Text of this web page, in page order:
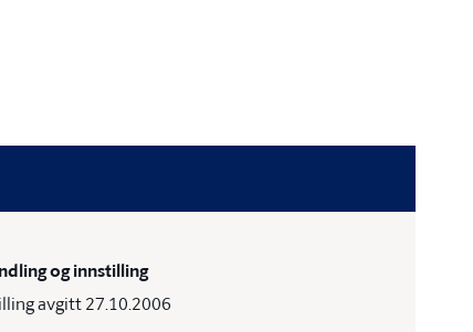
og innstilling
avgitt 27.10.2006